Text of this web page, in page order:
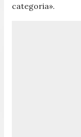
categoria».